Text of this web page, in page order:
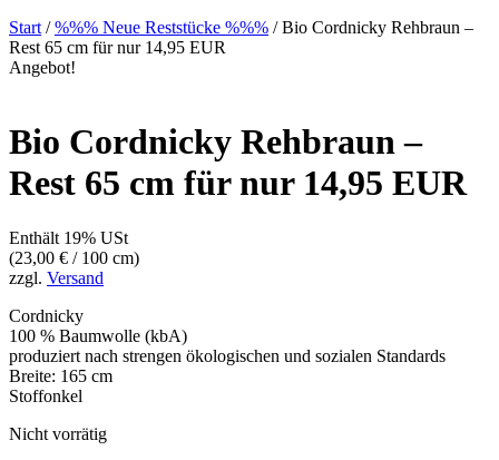
Start /%%% Neue Reststücke %%% / Bio Cordnicky Rehbraun –
Rest 65 cm für nur 14,95 EUR
Angebot!
Bio Cordnicky Rehbraun –
Rest 65 cm für nur 14,95 EUR
Enthält 19% USt
(23,00 € / 100 cm)
zzgl. Versand
Cordnicky
100 % Baumwolle (kbA)
produziert nach strengen ökologischen und sozialen Standards
Breite: 165 cm
Stoffonkel
Nicht vorrätig